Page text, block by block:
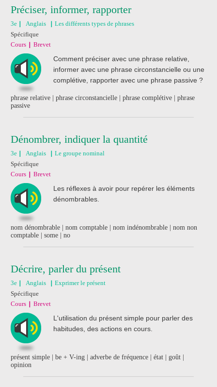
Préciser, informer, rapporter
3e Anglais
Les différents types de phrases
Spécifique
Cours
Brevet
Comment préciser avec une phrase relative,
informer avec une phrase circonstancielle ou une
complétive, rapporter avec une phrase passive ?
phrase relative | phrase circonstancielle | phrase complétive | phrase
passive
Dénombrer, indiquer la quantité
3e Anglais
Le groupe nominal
Spécifique
Cours
Brevet
Les réflexes à avoir pour repérer les éléments
dénombrables.
nom dénombrable | nom comptable | nom indénombrable | nom non
comptable | some | no
Décrire, parler du présent
3e Anglais
Exprimer le présent
Spécifique
Cours
Brevet
L'utilisation du présent simple pour parler des
habitudes, des actions en cours.
présent simple | be + V-ing | adverbe de fréquence | état | goût |
opinion